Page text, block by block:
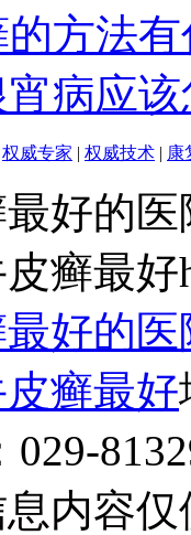
方法
病应
权威专家 | 权威技术 | 康
好的
癣最好
好的
癣最好
内容